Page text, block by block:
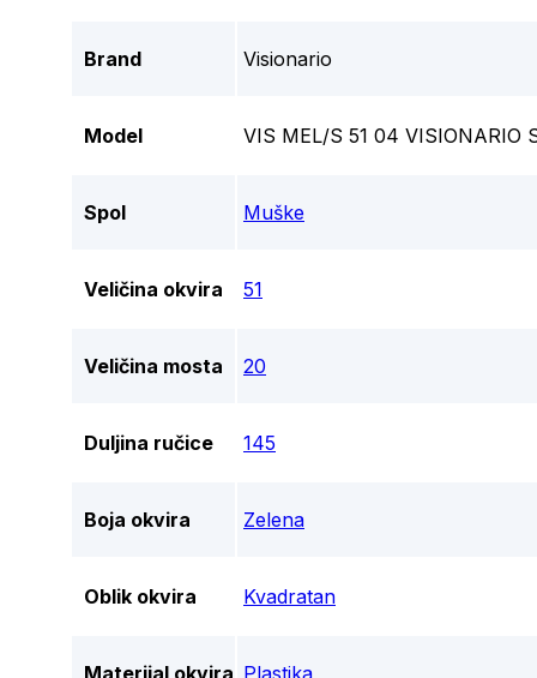
Brand Visionario
Model VIS MEL/S 51 04 VISIONARIO
Spol Muške
Veličina okvira 51
Veličina mosta 20
Duljina ručice 145
Boja okvira Zelena
Oblik okvira Kvadratan